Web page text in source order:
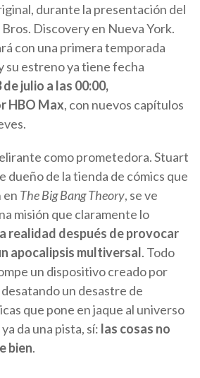
durante la presentación del
Discovery en Nueva York.
con una primera temporada
su estreno ya tiene fecha
de julio a las 00:00,
HBO Max, con nuevos capítulos
como prometedora. Stuart
dueño de la tienda de cómics que
en The Big Bang Theory, se ve
misión que claramente lo
realidad después de provocar
apocalipsis multiversal. Todo
un dispositivo creado por
un desastre de
que pone en jaque al universo
da una pista, sí: las cosas no
bien.